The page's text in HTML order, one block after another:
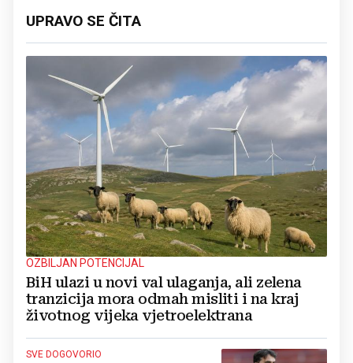
UPRAVO SE ČITA
OZBILJAN POTENCIJAL
BiH ulazi u novi val ulaganja, ali zelena
tranzicija mora odmah misliti i na kraj
životnog vijeka vjetroelektrana
SVE DOGOVORIO